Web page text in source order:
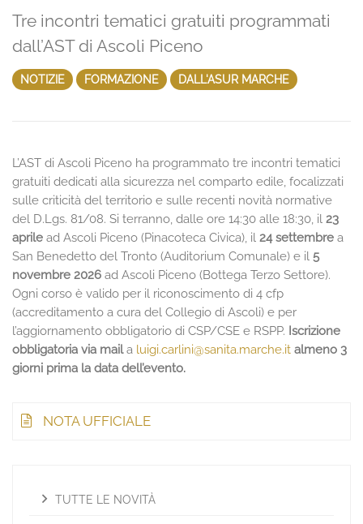
Tre incontri tematici gratuiti programmati
dall’AST di Ascoli Piceno
NOTIZIE FORMAZIONE DALL'ASUR MARCHE
L’AST di Ascoli Piceno ha programmato tre incontri tematici
gratuiti dedicati alla sicurezza nel comparto edile, focalizzati
sulle criticità del territorio e sulle recenti novità normative
del D.Lgs. 81/08. Si terranno, dalle ore 14:30 alle 18:30, il 23
aprile ad Ascoli Piceno (Pinacoteca Civica), il 24 settembre a
San Benedetto del Tronto (Auditorium Comunale) e il 5
novembre 2026 ad Ascoli Piceno (Bottega Terzo Settore).
Ogni corso è valido per il riconoscimento di 4 cfp
(accreditamento a cura del Collegio di Ascoli) e per
l’aggiornamento obbligatorio di CSP/CSE e RSPP. Iscrizione
obbligatoria via maila luigi.carlini@sanita.marche.it almeno 3
giorni prima la data dell’evento.
NOTA UFFICIALE
TUTTE LE NOVITÀ